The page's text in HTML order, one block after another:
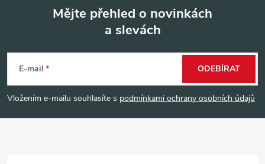
p
a
Mějte přehled o novinkách
a slevách
E-mail
Vložením e-mailu souhlasíte s podmínkami ochrany osobních údajů
ODEBÍRAT